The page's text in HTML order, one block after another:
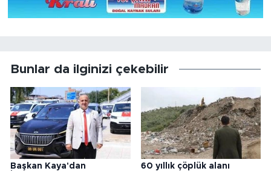
Bunlar da ilginizi çekebilir
Başkan Kaya'dan
60 yıllık çöplük alanı